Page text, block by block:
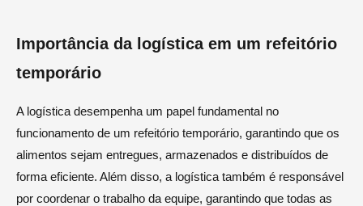
Importância da logística em um refeitório
temporário
A logística desempenha um papel fundamental no
funcionamento de um refeitório temporário, garantindo que os
alimentos sejam entregues, armazenados e distribuídos de
forma eficiente. Além disso, a logística também é responsável
por coordenar o trabalho da equipe, garantindo que todas as